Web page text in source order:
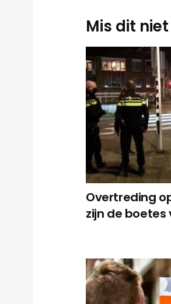
Mis dit niet
Overtreding
zijn de boetes